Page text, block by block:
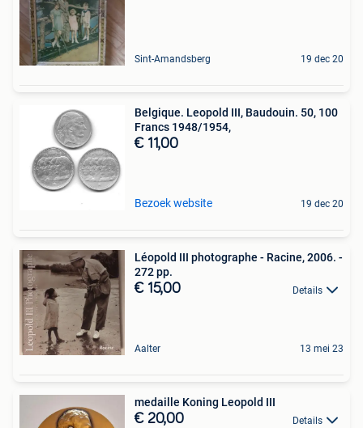
Sint-Amandsberg 19 dec 20
Belgique. Leopold III, Baudouin. 50, 100
Francs 1948/1954,
€ 11,00
Bezoek website 19 dec 20
Léopold III photographe - Racine, 2006. -
272 pp.
€ 15,00 Details
Aalter 13 mei 23
medaille Koning Leopold III
€ 20,00 Details